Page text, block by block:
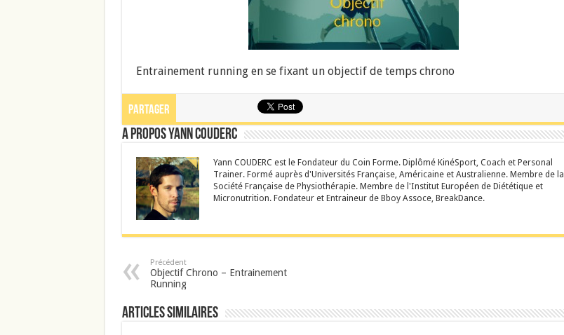
Entrainement running en se fixant un objectif de temps chrono
Partager
A propos Yann Couderc
Yann COUDERC est le Fondateur du Coin Forme. Diplômé KinéSport, Coach et Personal
Trainer. Formé auprès d'Universités Française, Américaine et Australienne. Membre de la
Société Française de Physiothérapie. Membre de l'Institut Européen de Diététique et
Micronutrition. Fondateur et Entraineur de Bboy Assoce, BreakDance.
Précédent
Objectif Chrono – Entrainement
Running
Articles similaires